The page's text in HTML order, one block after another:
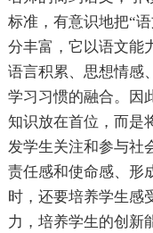
标准，有意识地把“
分丰富，它以语文能
语言积累、思想情感
学习习惯的融合。因
知识放在首位，而是
发学生关注和参与社
责任感和使命感、形
时，还要培养学生感
力，培养学生的创新